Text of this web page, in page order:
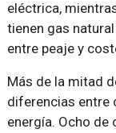
eléctrica,
tienen gas
entre peaje y
Más de la mitad
diferencias entre
energía. Ocho de